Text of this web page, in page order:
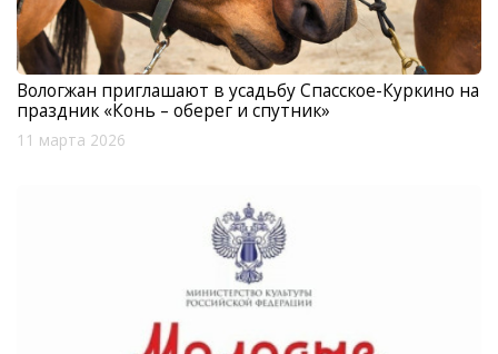
Вологжан приглашают в усадьбу Спасское-Куркино на
праздник «Конь – оберег и спутник»
11 марта 2026